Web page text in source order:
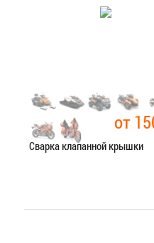
Сварочные работы
от
Сварка клапанной крышки